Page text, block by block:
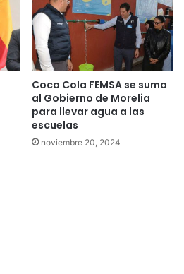
Coca Cola FEMSA se suma
al Gobierno de Morelia
para llevar agua a las
escuelas
noviembre 20, 2024